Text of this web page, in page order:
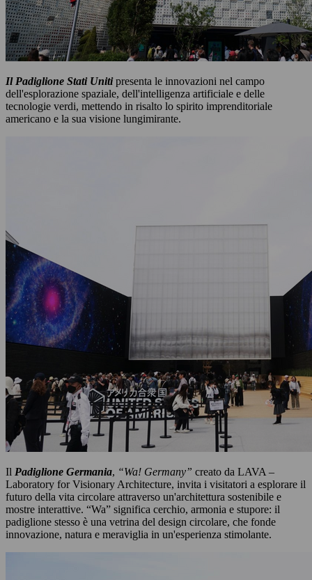
Il Padiglione Stati Unitipresenta le innovazioni nel campo
dell'esplorazione spaziale, dell'intelligenza artificiale e delle
tecnologie verdi, mettendo in risalto lo spirito imprenditoriale
americano e la sua visione lungimirante.
Il Padiglione Germania, “Wa! Germany” creato da LAVA –
Laboratory for Visionary Architecture, invita i visitatori a esplorare il
futuro della vita circolare attraverso un'architettura sostenibile e
mostre interattive. “Wa” significa cerchio, armonia e stupore: il
padiglione stesso è una vetrina del design circolare, che fonde
innovazione, natura e meraviglia in un'esperienza stimolante.